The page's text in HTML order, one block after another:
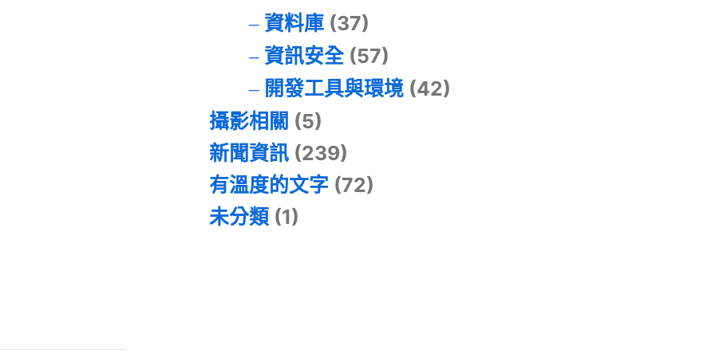
資料庫(37)
資訊安全(57)
開發工具與環境(42)
攝影相關 (5)
新聞資訊 (239)
有溫度的文字 (72)
未分類 (1)